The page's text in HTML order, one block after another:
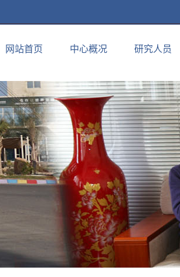
网站首页 中心概况 研究人员